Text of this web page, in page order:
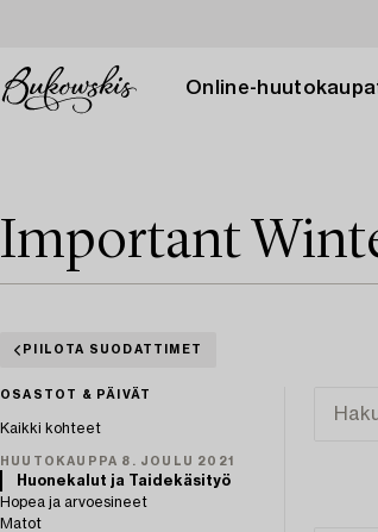
Online-
Important
PIILOTA SUODATTIMET
OSASTOT & PÄIVÄT
Kaikki kohteet
HUUTOKAUPPA 8. JOULU 2021
Huonekalut ja Taidekäsityö
Hopea ja arvoesineet
Matot